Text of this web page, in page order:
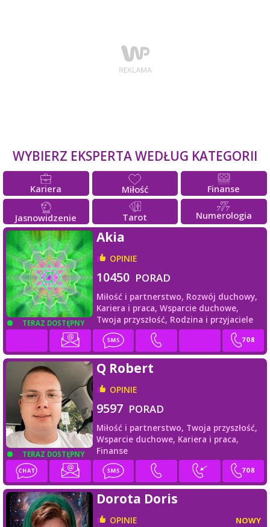
WYBIERZ EKSPERTA WEDŁUG KATEGORII
Kariera Miłość Finanse
Jasnowidzenie Tarot Numerologia
TERAZ DOSTĘPNY
Akia
OPINIE
10450 PORAD
Miłość i partnerstwo, Rozwój duchowy,
Kariera i praca, Wsparcie duchowe,
Twoja przyszłość, Rodzina i przyjaciele
TERAZ DOSTĘPNY
Q Robert
OPINIE
9597 PORAD
Miłość i partnerstwo, Twoja przyszłość,
Wsparcie duchowe, Kariera i praca,
Finanse
Dorota Doris
OPINIE NOWY